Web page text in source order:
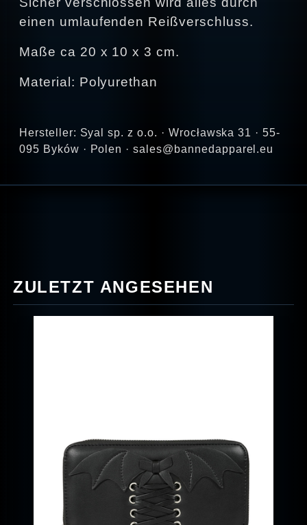
einen umlaufenden Reißverschluss.
Maße ca 20 x 10 x 3 cm.
Material: Polyurethan
Hersteller: Syal sp. z o.o. · Wrocławska 31 · 55-
095 Byków · Polen · sales@bannedapparel.eu
ZULETZT ANGESEHEN